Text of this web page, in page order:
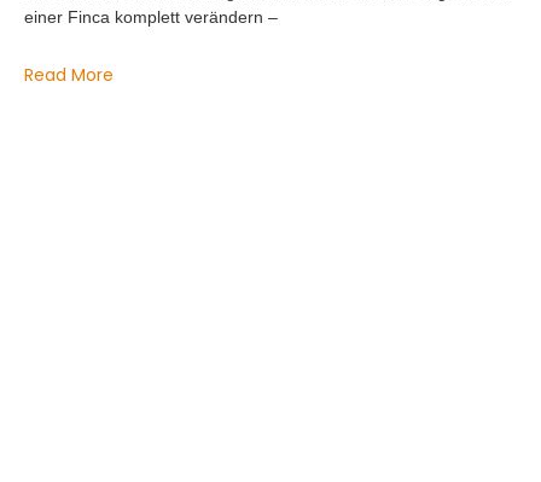
einer Finca komplett verändern –
Read More